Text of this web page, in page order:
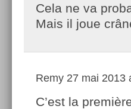
Cela ne va
Mais il joue
Remy 27 mai 2013
C’est la